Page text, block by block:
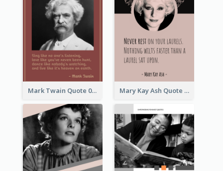
Mark Twain Quote 03 Mary Kay Ash Quote